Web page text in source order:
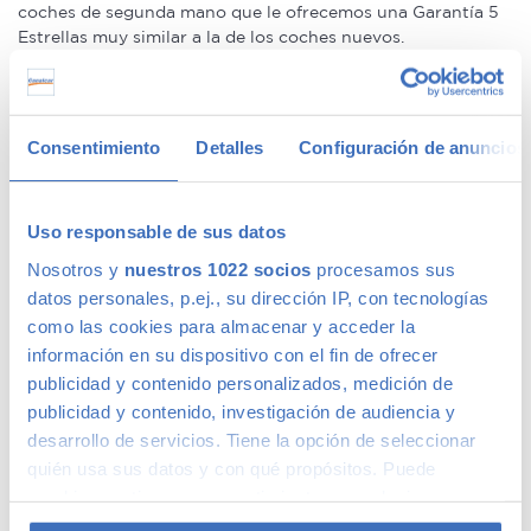
Consentimiento Detalles Configuración de anuncios
Uso responsable de sus datos
Nosotros y nuestros 1022 socios procesamos sus
datos personales, p.ej., su dirección IP, con tecnologías
como las cookies para almacenar y acceder la
información en su dispositivo con el fin de ofrecer
publicidad y contenido personalizados, medición de
publicidad y contenido, investigación de audiencia y
desarrollo de servicios. Tiene la opción de seleccionar
quién usa sus datos y con qué propósitos. Puede
momento desde la Declaración de cookies o clicando en
coches de segunda mano que le ofrecemos una Garantía 5
Estrellas muy similar a la de los coches nuevos.
Concesionario de ocasión multimarca
que mejor se adapte a tus necesidades, con la mejor
relación calidad-precio. O si lo prefieres, ven a vernos y te
aconsejamos.
Calidad Canalcar